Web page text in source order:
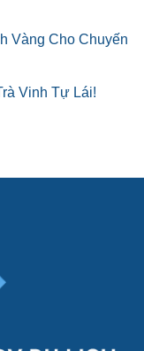
Vàng Cho Chuyến
Vinh Tự Lái!